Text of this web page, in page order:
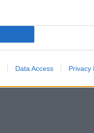
Data Access Privacy